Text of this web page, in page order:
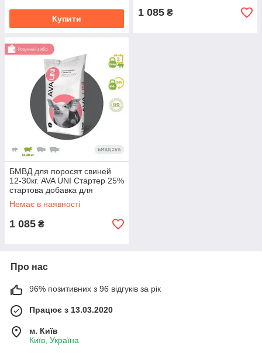
Купити
1 085 ₴
БМВД для поросят свиней
12-30кг. AVA UNI Стартер 25%
стартова добавка для
відгодівлі свиней 1
Немає в наявності
1 085 ₴
Про нас
96% позитивних з 96 відгуків за рік
Працює з 13.03.2020
м. Київ
Київ, Україна